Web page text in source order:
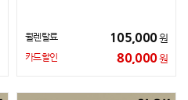
월렌탈료 105,000원
카드할인 80,000원